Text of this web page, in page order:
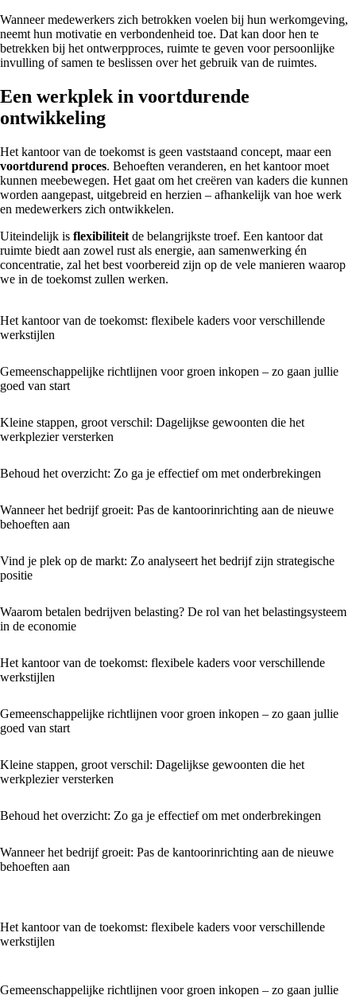
Wanneer medewerkers zich betrokken voelen bij hun werkomgeving,
neemt hun motivatie en verbondenheid toe. Dat kan door hen te
betrekken bij het ontwerpproces, ruimte te geven voor persoonlijke
invulling of samen te beslissen over het gebruik van de ruimtes.
Een werkplek in voortdurende
ontwikkeling
Het kantoor van de toekomst is geen vaststaand concept, maar een
voortdurend proces. Behoeften veranderen, en het kantoor moet
kunnen meebewegen. Het gaat om het creëren van kaders die kunnen
worden aangepast, uitgebreid en herzien – afhankelijk van hoe werk
en medewerkers zich ontwikkelen.
Uiteindelijk is flexibiliteit de belangrijkste troef. Een kantoor dat
ruimte biedt aan zowel rust als energie, aan samenwerking én
concentratie, zal het best voorbereid zijn op de vele manieren waarop
we in de toekomst zullen werken.
Het kantoor van de toekomst: flexibele kaders voor verschillende
werkstijlen
Gemeenschappelijke richtlijnen voor groen inkopen – zo gaan jullie
goed van start
Kleine stappen, groot verschil: Dagelijkse gewoonten die het
werkplezier versterken
Behoud het overzicht: Zo ga je effectief om met onderbrekingen
Wanneer het bedrijf groeit: Pas de kantoorinrichting aan de nieuwe
behoeften aan
Vind je plek op de markt: Zo analyseert het bedrijf zijn strategische
positie
Waarom betalen bedrijven belasting? De rol van het belastingsysteem
in de economie
Het kantoor van de toekomst: flexibele kaders voor verschillende
werkstijlen
Gemeenschappelijke richtlijnen voor groen inkopen – zo gaan jullie
goed van start
Kleine stappen, groot verschil: Dagelijkse gewoonten die het
werkplezier versterken
Behoud het overzicht: Zo ga je effectief om met onderbrekingen
Wanneer het bedrijf groeit: Pas de kantoorinrichting aan de nieuwe
behoeften aan
Het kantoor van de toekomst: flexibele kaders voor verschillende
werkstijlen
Gemeenschappelijke richtlijnen voor groen inkopen – zo gaan jullie